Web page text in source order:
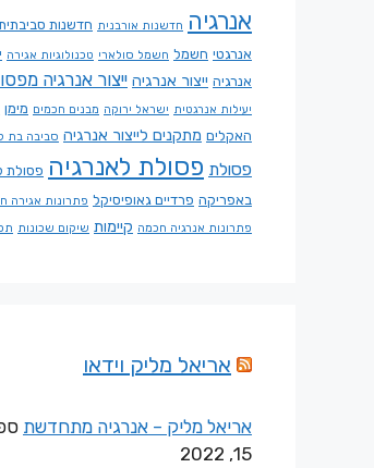
אנרגיה חדשנות אורבנית חדשנות
אנרגטי חשמל חשמל סולארי טכנולוגיות אגירה
אנרגיה ייצור אנרגיה ייצור אנרגיה
יעילות אנרגטית ישראל ירוקה מבנים חכמים מימן
האקלים מתקנים לייצור אנרגיה סביבה בת
פסולת פסולת לאנרגיה פסולת
באפריקה פרדיים גאופיסיקל פתרונות אגירה
פתרונות אנרגיה חכמה קיימות שיקום שכונות
אריאל מליק וידאו
אריאל מליק – אנרגיה מתחדשת
15, 2022